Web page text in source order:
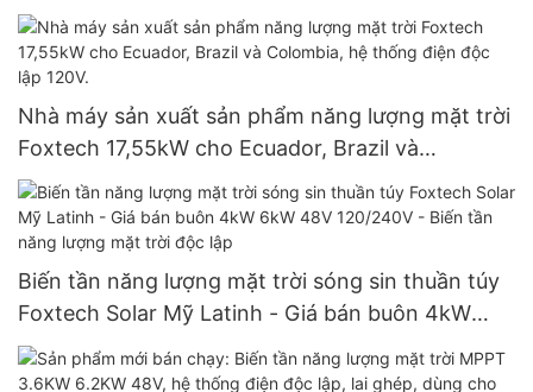
watt, 630 watt, 650 watt, dạng module hai mặt.
Nhà máy sản xuất sản phẩm năng lượng mặt trời
Foxtech 17,55kW cho Ecuador, Brazil và
Colombia, hệ thống điện độc lập 120V.
Biến tần năng lượng mặt trời sóng sin thuần túy
Foxtech Solar Mỹ Latinh - Giá bán buôn 4kW
6kW 48V 120/240V - Biến tần năng lượng mặt
trời độc lập